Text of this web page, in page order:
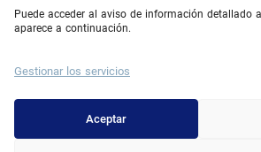
Puede acceder al aviso de información detallado
aparece a continuación.
Gestionar los servicios
Aceptar
Equipo médico